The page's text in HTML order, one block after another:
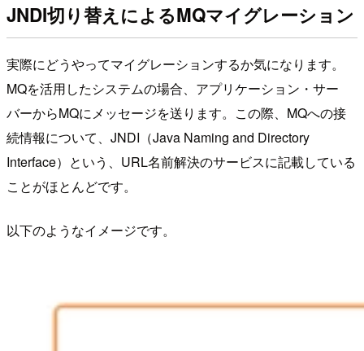
JNDI切り替えによるMQマイグレーション
実際にどうやってマイグレーションするか気になります。
MQを活用したシステムの場合、アプリケーション・サー
バーからMQにメッセージを送ります。この際、MQへの接
続情報について、JNDI（Java Naming and Directory
Interface）という、URL名前解決のサービスに記載している
ことがほとんどです。
以下のようなイメージです。